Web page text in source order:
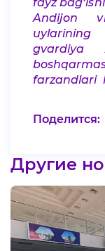
Andijon
gvardiya
farzandlari
Поделится:
Другие